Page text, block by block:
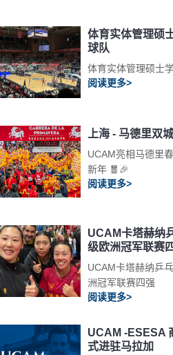
体育实体管理硕
球队
体育实体管理硕士
阅读更多>
上海 - 马德里双
UCAM亮相马德里
新年 🧧🎉
阅读更多>
UCAM卡塔赫纳
级欧洲冠军联赛
UCAM卡塔赫纳乒
洲冠军联赛四强
阅读更多>
UCAM -ESESA
式进驻马拉加